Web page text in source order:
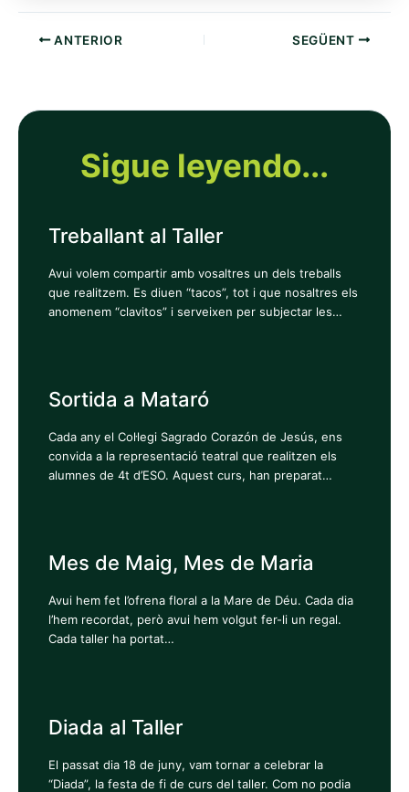
ANTERIOR SEGÜENT
Sigue leyendo...
Treballant al Taller
Avui volem compartir amb vosaltres un dels treballs
que realitzem. Es diuen “tacos”, tot i que nosaltres els
anomenem “clavitos” i serveixen per subjectar les…
Sortida a Mataró
Cada any el Col·legi Sagrado Corazón de Jesús, ens
convida a la representació teatral que realitzen els
alumnes de 4t d’ESO. Aquest curs, han preparat…
Mes de Maig, Mes de Maria
Avui hem fet l’ofrena floral a la Mare de Déu. Cada dia
l’hem recordat, però avui hem volgut fer-li un regal.
Cada taller ha portat…
Diada al Taller
El passat dia 18 de juny, vam tornar a celebrar la
“Diada”, la festa de fi de curs del taller. Com no podia